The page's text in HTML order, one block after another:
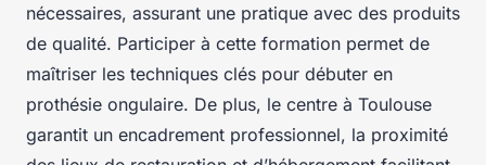
nécessaires, assurant une pratique avec des produits
de qualité. Participer à cette formation permet de
maîtriser les techniques clés pour débuter en
prothésie ongulaire. De plus, le centre à Toulouse
garantit un encadrement professionnel, la proximité